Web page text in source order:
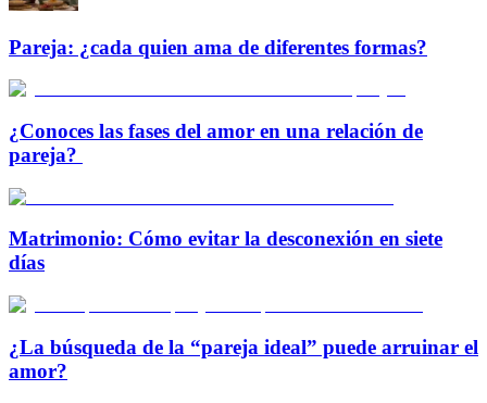
Pareja: ¿cada quien ama de diferentes formas?
¿Conoces las fases del amor en una relación de
pareja?
Matrimonio: Cómo evitar la desconexión en siete
días
¿La búsqueda de la “pareja ideal” puede arruinar el
amor?